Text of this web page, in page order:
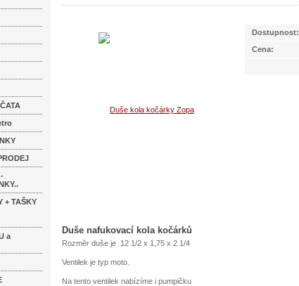
+ TAŠKY
a
Dostupnost:
Cena:
Duše nafukovací kola kočárků
Rozměr duše je 12 1/2 x 1,75 x 2 1/4
Ventilek je typ moto.
Na tento ventilek nabízíme i pumpičku